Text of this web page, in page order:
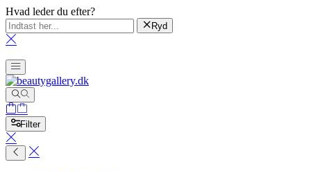
Hvad leder du efter?
Ryd
Filter